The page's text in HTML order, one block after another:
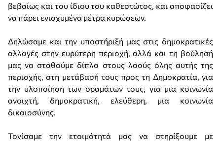
βεβαίως και του ίδιου του καθεστώτος, και αποφασίζει
να πάρει ενισχυμένα μέτρα κυρώσεων.
Δηλώσαμε και την υποστήριξή μας στις δημοκρατικές
αλλαγές στην ευρύτερη περιοχή, αλλά και τη βούλησή
μας να σταθούμε δίπλα στους λαούς όλης αυτής της
περιοχής, στη μετάβασή τους προς τη Δημοκρατία, για
την υλοποίηση των οραμάτων τους, για μια κοινωνία
ανοιχτή, δημοκρατική, ελεύθερη, μια κοινωνία
δικαιοσύνης.
Τονίσαμε την ετοιμότητά μας να στηρίξουμε με